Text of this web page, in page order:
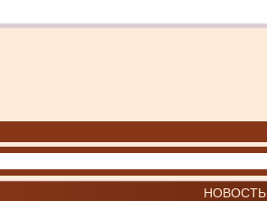
НОВОСТЬ